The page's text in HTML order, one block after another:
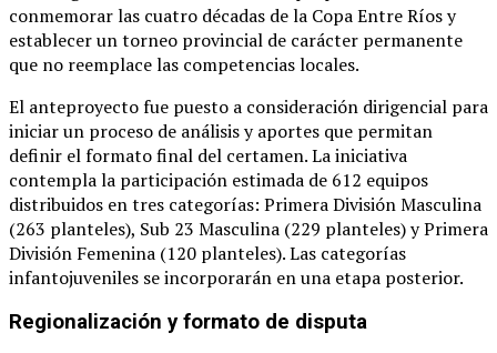
conmemorar las cuatro décadas de la Copa Entre Ríos y
establecer un torneo provincial de carácter permanente
que no reemplace las competencias locales.
El anteproyecto fue puesto a consideración dirigencial para
iniciar un proceso de análisis y aportes que permitan
definir el formato final del certamen. La iniciativa
contempla la participación estimada de 612 equipos
distribuidos en tres categorías: Primera División Masculina
(263 planteles), Sub 23 Masculina (229 planteles) y Primera
División Femenina (120 planteles). Las categorías
infantojuveniles se incorporarán en una etapa posterior.
Regionalización y formato de disputa